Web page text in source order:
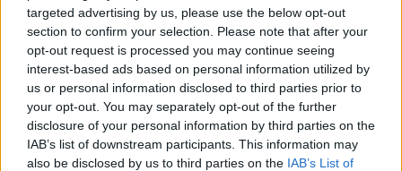
targeted advertising by us, please use the below opt-out
section to confirm your selection. Please note that after your
opt-out request is processed you may continue seeing
interest-based ads based on personal information utilized by
us or personal information disclosed to third parties prior to
your opt-out. You may separately opt-out of the further
disclosure of your personal information by third parties on the
IAB’s list of downstream participants. This information may
also be disclosed by us to third parties on the IAB’s List of
Προκαλούν συνεχή ντοπαμινεργική
διέγερση, δηλαδή τροφοδοτούν συνεχώς
τον οργανισμό με μικροδόσεις ντοπαμίνης
(αντλίες)
Διεγείρουν τον εγκέφαλο με
ηλεκτρομαγνητικό πεδίο (νευροδιεγέρτες).